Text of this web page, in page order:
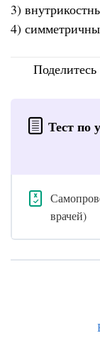
3)
4)
Тест по
врачей)